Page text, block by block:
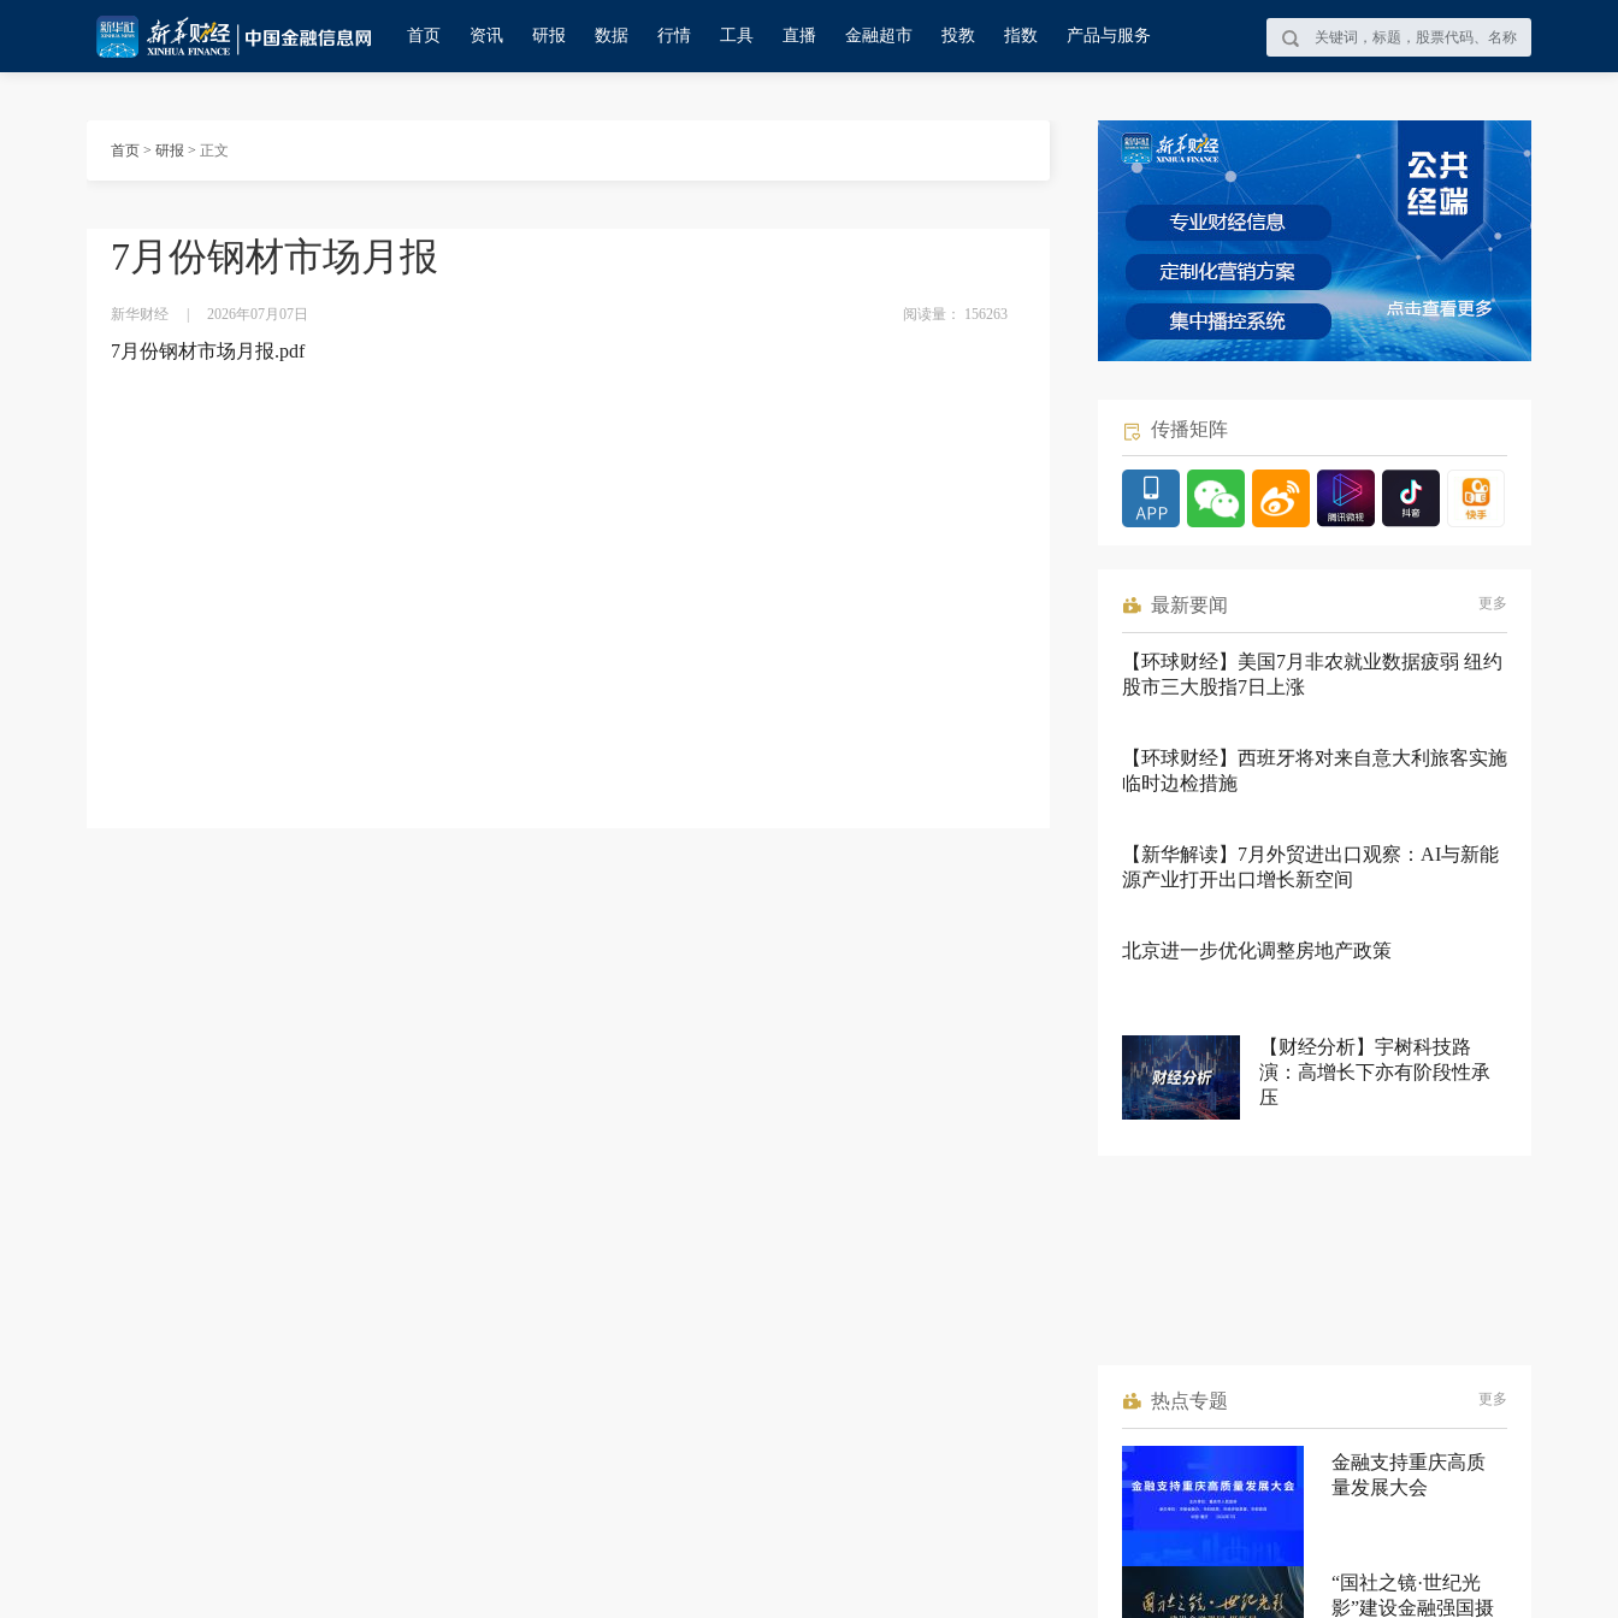
首页 资讯 研报 数据 行情 工具 直播 金融超市 投教 指数 产品与服务
首页 > 研报 > 正文
7月份钢材市场月报
新华财经 2026年07月07日 阅读量： 156263
7月份钢材市场月报.pdf
传播矩阵
最新要闻 更多
【环球财经】美国7月非农就业数据疲弱 纽约
股市三大股指7日上涨
【环球财经】西班牙将对来自意大利旅客实施
临时边检措施
【新华解读】7月外贸进出口观察：AI与新能
源产业打开出口增长新空间
北京进一步优化调整房地产政策
【财经分析】宇树科技路
演：高增长下亦有阶段性承
压
热点专题 更多
金融支持重庆高质
量发展大会
“国社之镜·世纪光
影”建设金融强国摄